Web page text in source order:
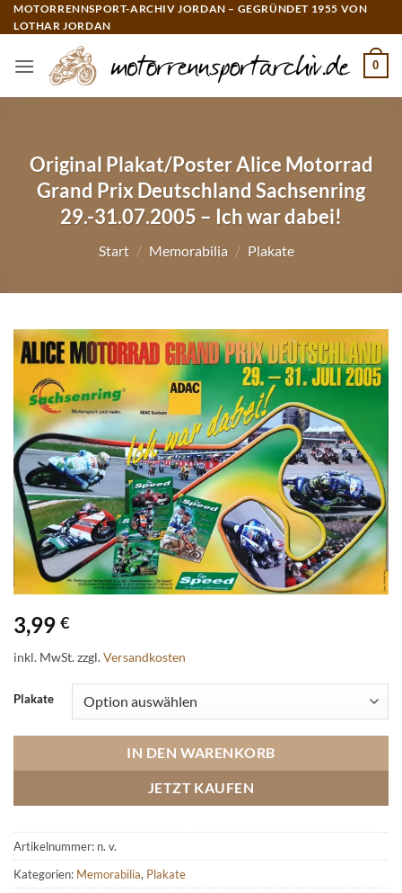
Zum
Inhalt
MOTORRENNSPORT-ARCHIV JORDAN – GEGRÜNDET 1955 VON
LOTHAR JORDAN
0
Original Plakat/Poster Alice Motorrad
Grand Prix Deutschland Sachsenring
29.-31.07.2005 – Ich war dabei!
Start / Memorabilia / Plakate
3,99 €
inkl. MwSt.zzgl.Versandkosten
Plakate
IN DEN WARENKORB
JETZT KAUFEN
Artikelnummer: n. v.
Kategorien: Memorabilia, Plakate